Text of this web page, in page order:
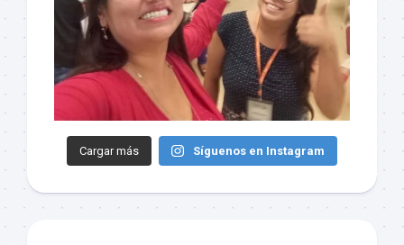
Cargar más Síguenos en Instagram